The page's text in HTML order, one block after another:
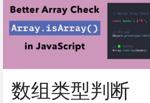
数组类型判断